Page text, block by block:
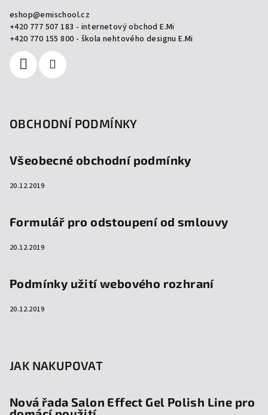
eshop@emischool.cz
+420 777 507 183 - internetový obchod E.Mi
+420 770 155 800 - škola nehtového designu E.Mi
OBCHODNÍ PODMÍNKY
Všeobecné obchodní podmínky
20.12.2019
Formulář pro odstoupení od smlouvy
20.12.2019
Podmínky užití webového rozhraní
20.12.2019
JAK NAKUPOVAT
Nová řada Salon Effect Gel Polish Line pro